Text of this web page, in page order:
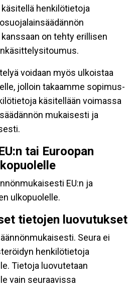
henkilötietoja
on tehty erillisen
voidaan myös ulkoistaa
jolloin takaamme sopimus-
käsitellään voimassa
mukaisesti ja
tai Euroopan
EU:n ja
ulkopuolelle.
tietojen luovutukset
Seura ei
henkilötietoja
Tietoja luovutetaan
vain seuraavissa